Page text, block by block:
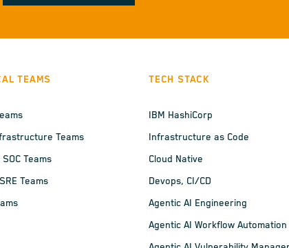
TEAMS
Teams
Teams
Teams
TECH STACK
IBM HashiCorp
Infrastructure as Code
Cloud Native
Devops, CI/CD
Agentic AI Engineering
Agentic AI Workflow Automation